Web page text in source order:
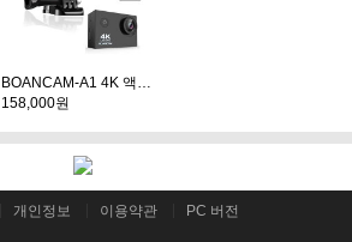
158,000원
개인정보 이용약관 PC 버전